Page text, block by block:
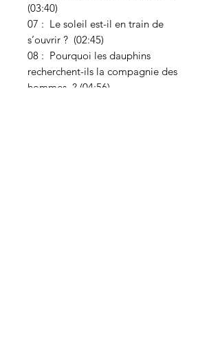
(03:40)
07 : Le soleil est-il en train de
s’ouvrir ? (02:45)
08 : Pourquoi les dauphins
recherchent-ils la compagnie des
hommes ? (04:56)